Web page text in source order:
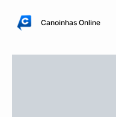
Canoinhas Online